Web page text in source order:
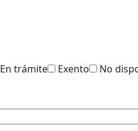
En trámite Exento
No